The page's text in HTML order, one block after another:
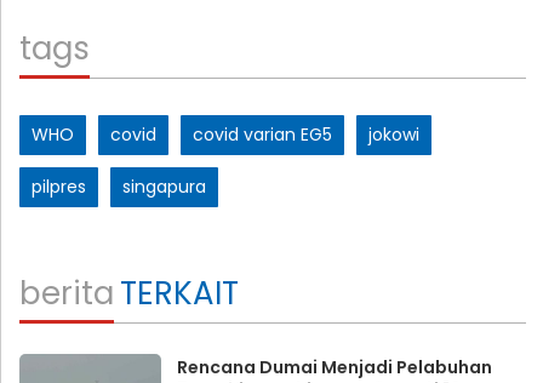
tags
WHO covid covid varian EG5 jokowi
pilpres singapura
beritaTERKAIT
Rencana Dumai Menjadi Pelabuhan